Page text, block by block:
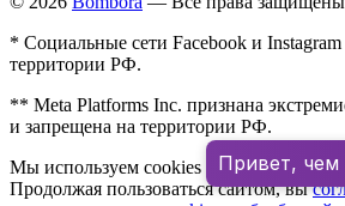
* Социальные сети Facebook и
территории РФ.
** Meta Platforms Inc. признана
и запрещена на территории РФ.
Мы используем cookies для улучшения
Продолжая пользоваться сайтом, вы
Привет,